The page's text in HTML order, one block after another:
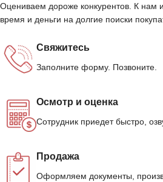
Оцениваем дороже конкурентов. К нам
время и деньги на долгие поиски
Свяжитесь
Заполните форму. Позвоните.
Осмотр и оценка
Сотрудник приедет быстро,
Продажа
Оформляем документы,